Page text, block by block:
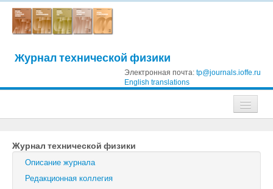
Журнал технической физики
Электронная почта: tp@journals.ioffe.ru
English translations
Журнал технической физики
Письма в Журнал технической физики
Журнал технической физики
Описание журнала
Редакционная коллегия